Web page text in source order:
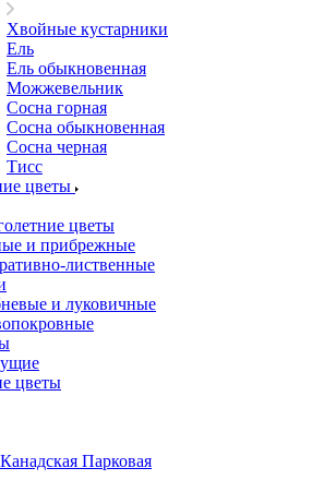
Хвойные кустарники
Ель
Ель обыкновенная
Можжевельник
Сосна горная
Сосна обыкновенная
Сосна черная
Тисс
цветы
цветы
и прибрежные
лиственные
и луковичные
цветы
Парковая